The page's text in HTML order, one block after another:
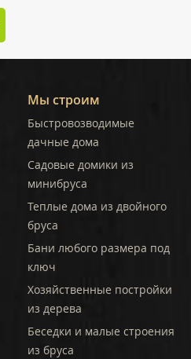
Мы строим
Быстровозводимые
дачные дома
Садовые домики из
минибруса
Теплые дома из двойного
бруса
Бани любого размера под
ключ
Хозяйственные постройки
из дерева
Беседки и малые строения
из бруса